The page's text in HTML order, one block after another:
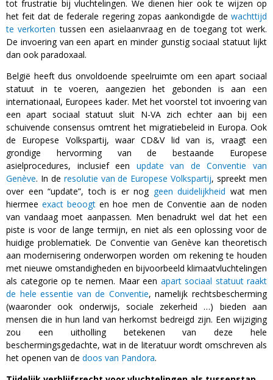
tot frustratie bij vluchtelingen. We dienen hier ook te wijzen op
het feit dat de federale regering zopas aankondigde de wachttijd
te verkorten tussen een asielaanvraag en de toegang tot werk.
De invoering van een apart en minder gunstig sociaal statuut lijkt
dan ook paradoxaal.
België heeft dus onvoldoende speelruimte om een apart sociaal
statuut in te voeren, aangezien het gebonden is aan een
internationaal, Europees kader. Met het voorstel tot invoering van
een apart sociaal statuut sluit N-VA zich echter aan bij een
schuivende consensus omtrent het migratiebeleid in Europa. Ook
de Europese Volkspartij, waar CD&V lid van is, vraagt een
grondige hervorming van de bestaande Europese
asielprocedures, inclusief een update van de Conventie van
Genève. In de resolutie van de Europese Volkspartij, spreekt men
over een “update”, toch is er nog geen duidelijkheid wat men
hiermeeexact beoogt en hoe men de Conventie aan de noden
van vandaag moet aanpassen. Men benadrukt wel dat het een
piste is voor de lange termijn, en niet als een oplossing voor de
huidige problematiek. De Conventie van Genève kan theoretisch
aan modernisering onderworpen worden om rekening te houden
met nieuwe omstandigheden en bijvoorbeeld klimaatvluchtelingen
als categorie op te nemen. Maar een apart sociaal statuut raakt
de hele essentie van de Conventie, namelijk rechtsbescherming
(waaronder ook onderwijs, sociale zekerheid …) bieden aan
mensen die in hun land van herkomst bedreigd zijn. Een wijziging
zou een uitholling betekenen van deze hele
beschermingsgedachte, wat in de literatuur wordt omschreven als
het openen van de doos van Pandora.